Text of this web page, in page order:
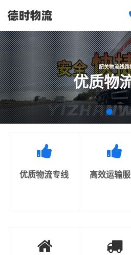
韶关物流线路
优质物
优质物流专线 高效运输